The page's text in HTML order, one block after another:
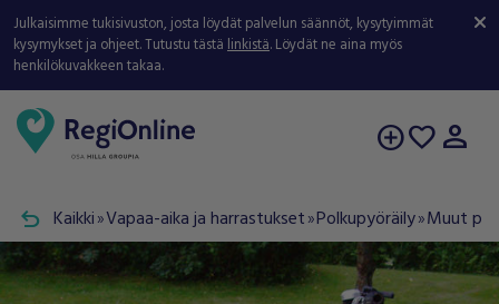
Julkaisimme tukisivuston, josta löydät palvelun säännöt, kysytyimmät
kysymykset ja ohjeet. Tutustu tästälinkistä. Löydät ne aina myös
henkilökuvakkeen takaa.
add_circlefavorite person
undo Kaikki double_arrowVapaa-aika ja harrastukset double_arrowPolkupyöräily double_arrow Muut